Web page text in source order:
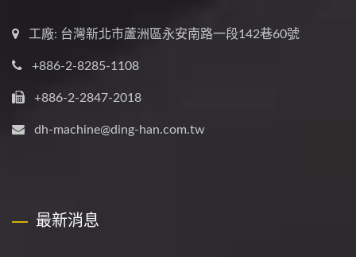
工廠: 台灣新北市蘆洲區永安南路一段142巷60號
+886-2-8285-1108
+886-2-2847-2018
dh-machine@ding-han.com.tw
最新消息